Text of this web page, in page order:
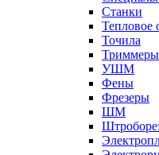
Станки
Тепловое
Точила
Триммеры
УШМ
Фены
Фрезеры
ШМ